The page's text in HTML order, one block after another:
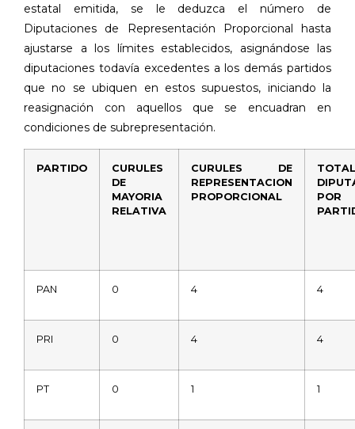
estatal emitida, se le deduzca el número de
Diputaciones de Representación Proporcional hasta
ajustarse a los límites establecidos, asignándose las
diputaciones todavía excedentes a los demás partidos
que no se ubiquen en estos supuestos, iniciando la
reasignación con aquellos que se encuadran en
condiciones de subrepresentación.
PARTIDO
CURULES
DE
MAYORIA
RELATIVA
CURULES DE
REPRESENTACION
PROPORCIONAL
POR
PAN 0 4 4
PRI 0 4 4
PT 0 1 1